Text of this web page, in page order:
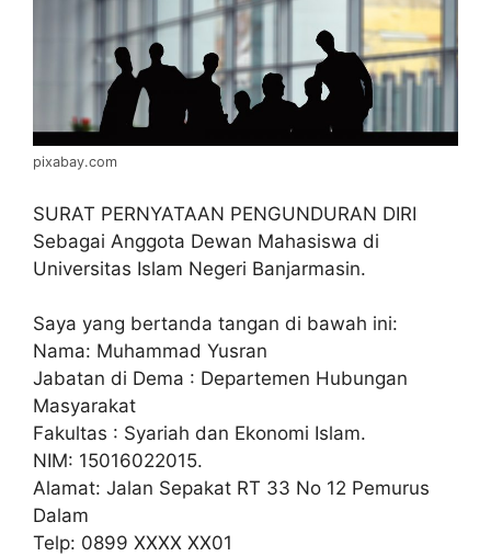
pixabay.com
SURAT PERNYATAAN PENGUNDURAN DIRI
Sebagai Anggota Dewan Mahasiswa di
Universitas Islam Negeri Banjarmasin.
Saya yang bertanda tangan di bawah ini:
Nama: Muhammad Yusran
Jabatan di Dema : Departemen Hubungan
Masyarakat
Fakultas : Syariah dan Ekonomi Islam.
NIM: 15016022015.
Alamat: Jalan Sepakat RT 33 No 12 Pemurus
Dalam
Telp: 0899 XXXX XX01